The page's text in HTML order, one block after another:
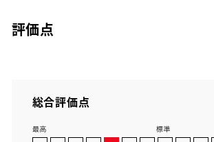
評価点
総合評価点